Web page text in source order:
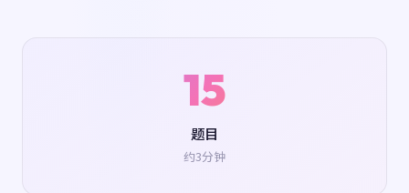
15
题目
约3分钟